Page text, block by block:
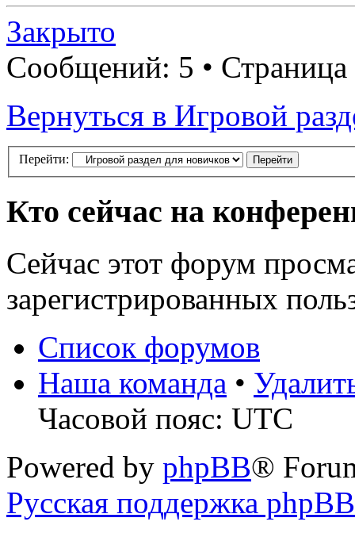
Закрыто
Сообщений: 5 • Страница
Вернуться в Игровой
Перейти:
Кто сейчас на
Сейчас этот форум
зарегистрированных
Список форумов
Наша команда •
Часовой пояс: UTC
Powered by phpBB®
Русская поддержка phpBB